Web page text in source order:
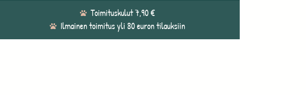
Toimituskulut 7,90 €
Ilmainen toimitus yli 80 euron tilauksiin